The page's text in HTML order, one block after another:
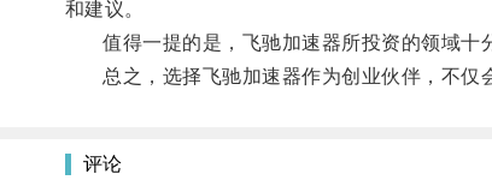
和建议。
值得一提的是，飞驰加速器所投资的领域十分
总之，选择飞驰加速器作为创业伙伴，不仅会
评论